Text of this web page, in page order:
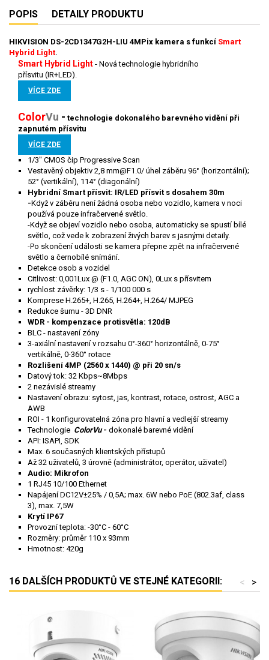
POPIS DETAILY PRODUKTU
HIKVISION DS-2CD1347G2H-LIU 4MPix kamera s funkcí Smart
Hybrid Light.
Smart Hybrid Light - Nová technologie hybridního
přísvitu (IR+LED).
VÍCE ZDE
ColorVu - technologie dokonalého barevného vidění při
zapnutém přísvitu
VÍCE ZDE
1/3" CMOS čip Progressive Scan
Vestavěný objektiv 2,8 mm@F1.0/ úhel záběru 96° (horizontální);
52° (vertikální), 114° (diagonální)
Hybridní Smart přísvit: IR/LED přísvit s dosahem 30m
-Když v záběru není žádná osoba nebo vozidlo, kamera v noci
používá pouze infračervené světlo.
-Když se objeví vozidlo nebo osoba, automaticky se spustí bílé
světlo, což vede k zobrazení živých barev s jasnými detaily.
-Po skončení události se kamera přepne zpět na infračervené
světlo a černobílé snímání.
Detekce osob a vozidel
Citlivost: 0,001Lux @ (F1.0, AGC ON), 0Lux s přísvitem
rychlost závěrky: 1/3 s - 1/100 000 s
Komprese H.265+, H.265, H.264+, H.264/ MJPEG
Redukce šumu - 3D DNR
WDR - kompenzace protisvětla: 120dB
BLC - nastavení zóny
3-axiální nastavení v rozsahu 0°-360° horizontálně, 0-75°
vertikálně, 0-360° rotace
Rozlišení 4MP (2560 x 1440) @ při 20 sn/s
Datový tok: 32 Kbps~8Mbps
2 nezávislé streamy
Nastavení obrazu: sytost, jas, kontrast, rotace, ostrost, AGC a
AWB
ROI - 1 konfigurovatelná zóna pro hlavní a vedlejší streamy
Technologie ColorVu- dokonalé barevné vidění
API: ISAPI, SDK
Max. 6 současných klientských přístupů
Až 32 uživatelů, 3 úrovně (administrátor, operátor, uživatel)
Audio: Mikrofon
1 RJ45 10/100 Ethernet
Napájení DC12V±25% / 0,5A; max. 6W nebo PoE (802.3af, class
3), max. 7,5W
Krytí IP67
Provozní teplota: -30°C - 60°C
Rozměry: průměr 110 x 93mm
Hmotnost: 420g
16 DALŠÍCH PRODUKTŮ VE STEJNÉ KATEGORII: >
<